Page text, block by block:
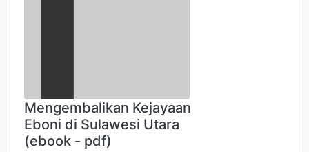
Mengembalikan Kejayaan
Eboni di Sulawesi Utara
(ebook - pdf)